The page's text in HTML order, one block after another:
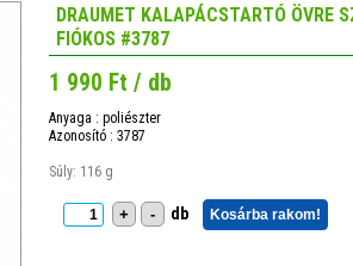
DRAUMET KALAPÁCSTARTÓ ÖVRE
FIÓKOS #3787
1 990 Ft / db
Anyaga : poliészter
Azonosító : 3787
Súly: 116 g
+ - db Kosárba rakom!